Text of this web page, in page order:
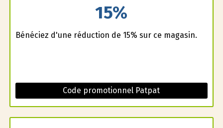
15%
Bénéficiez d'une réduction de 15% sur ce magasin.
Code promotionnel Patpat